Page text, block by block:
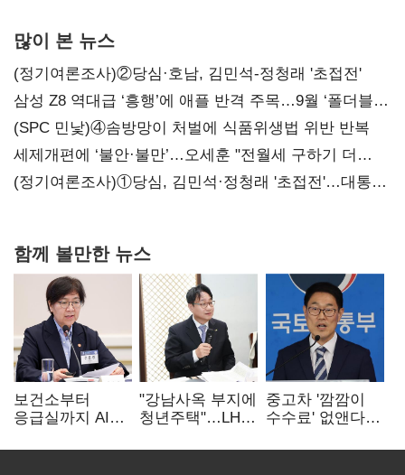
많이 본 뉴스
(정기여론조사)②당심·호남, 김민석-정청래 '초접전'
삼성 Z8 역대급 ‘흥행’에 애플 반격 주목…9월 ‘폴더블
대전’
(SPC 민낯)④솜방망이 처벌에 식품위생법 위반 반복
세제개편에 ‘불안·불만’…오세훈 "전월세 구하기 더
힘들어질 것"
(정기여론조사)①당심, 김민석·정청래 '초접전'…대통령
함께 볼만한 뉴스
보건소부터
응급실까지 AI
혁신 본격화
"강남사옥 부지에
청년주택"…LH도
중고차 '깜깜이
수수료' 없앤다…
생기면 환불